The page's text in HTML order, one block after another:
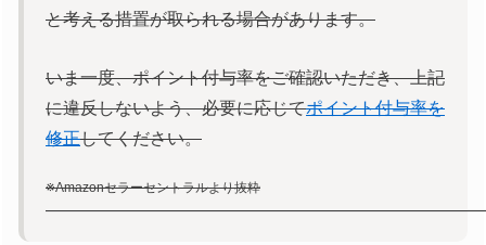
と考える措置が取られる場合があります。
いま一度、ポイント付与率をご確認いただき、上記
に違反しないよう、必要に応じてポイント付与率を
修正してください。
※Amazonセラーセントラルより抜粋